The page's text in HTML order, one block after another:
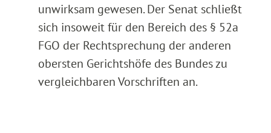
unwirksam gewesen. Der Senat schließt
sich insoweit für den Bereich des § 52a
FGO der Rechtsprechung der anderen
obersten Gerichtshöfe des Bundes zu
vergleichbaren Vorschriften an.